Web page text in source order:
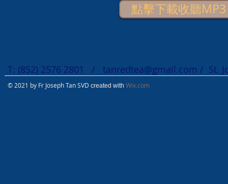
點擊下載收聽MP3
T: (852) 2576 2801 / tanredtea@gmail.com / St.
© 2021 by Fr Joseph Tan SVD created with Wix.com